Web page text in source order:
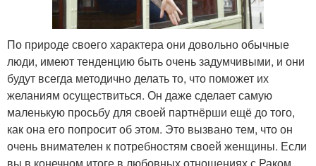
По природе своего характера они довольно обычные
люди, имеют тенденцию быть очень задумчивыми, и они
будут всегда методично делать то, что поможет их
желаниям осуществиться. Он даже сделает самую
маленькую просьбу для своей партнёрши ещё до того,
как она его попросит об этом. Это вызвано тем, что он
очень внимателен к потребностям своей женщины. Если